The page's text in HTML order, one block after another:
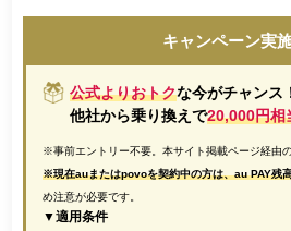
キャンペーン実
公式よりおトクな今がチャンス
他社から乗り換えで20,000円相
※事前エントリー不要。本サイト掲載ページ経由
※現在auまたはpovoを契約中の方は、au PAY残
め注意が必要です。
▼適用条件